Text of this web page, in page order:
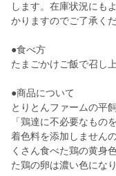
します。在庫状況にも
かりますのでご了承くだ
●食べ方
たまごかけご飯で召し
●商品について
とりとんファームの平
「鶏達に不必要なもの
着色料を添加しません
くさん食べた鶏の黄身
た鶏の卵は濃い色になり